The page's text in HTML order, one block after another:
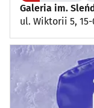
Galeria im.
ul. Wiktorii 5, 15-